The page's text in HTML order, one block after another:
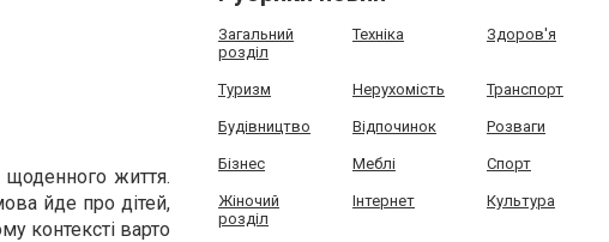
щоденного життя.
йде про дітей,
контексті варто
Загальний
розділ
Техніка Здоров'я
Туризм Нерухомість Транспорт
Будівництво Відпочинок Розваги
Бізнес Меблі Спорт
Жіночий
розділ
Інтернет Культура